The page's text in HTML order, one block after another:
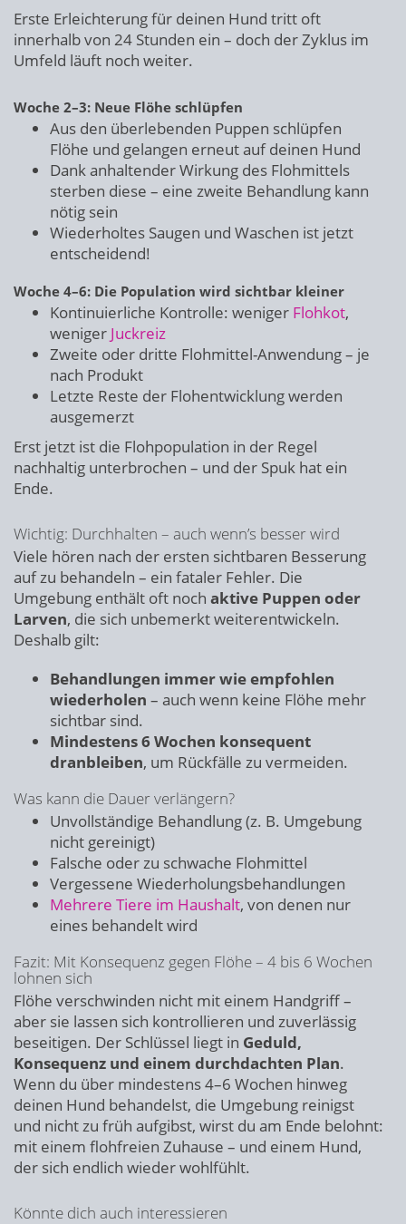
Erste Erleichterung für deinen Hund tritt oft
innerhalb von 24 Stunden ein – doch der Zyklus im
Umfeld läuft noch weiter.
Woche 2–3: Neue Flöhe schlüpfen
Aus den überlebenden Puppen schlüpfen
Flöhe und gelangen erneut auf deinen Hund
Dank anhaltender Wirkung des Flohmittels
sterben diese – eine zweite Behandlung kann
nötig sein
Wiederholtes Saugen und Waschen ist jetzt
entscheidend!
Woche 4–6: Die Population wird sichtbar kleiner
Kontinuierliche Kontrolle: weniger Flohkot,
weniger Juckreiz
Zweite oder dritte Flohmittel-Anwendung – je
nach Produkt
Letzte Reste der Flohentwicklung werden
ausgemerzt
Erst jetzt ist die Flohpopulation in der Regel
nachhaltig unterbrochen – und der Spuk hat ein
Ende.
Wichtig: Durchhalten – auch wenn’s besser wird
Viele hören nach der ersten sichtbaren Besserung
auf zu behandeln – ein fataler Fehler. Die
Umgebung enthält oft noch aktive Puppen oder
Larven, die sich unbemerkt weiterentwickeln.
Deshalb gilt:
Behandlungen immer wie empfohlen
wiederholen – auch wenn keine Flöhe mehr
sichtbar sind.
Mindestens 6 Wochen konsequent
dranbleiben, um Rückfälle zu vermeiden.
Was kann die Dauer verlängern?
Unvollständige Behandlung (z. B. Umgebung
nicht gereinigt)
Falsche oder zu schwache Flohmittel
Vergessene Wiederholungsbehandlungen
Mehrere Tiere im Haushalt, von denen nur
eines behandelt wird
Fazit: Mit Konsequenz gegen Flöhe – 4 bis 6 Wochen
lohnen sich
Flöhe verschwinden nicht mit einem Handgriff –
aber sie lassen sich kontrollieren und zuverlässig
beseitigen. Der Schlüssel liegt in Geduld,
Konsequenz und einem durchdachten Plan.
Wenn du über mindestens 4–6 Wochen hinweg
deinen Hund behandelst, die Umgebung reinigst
und nicht zu früh aufgibst, wirst du am Ende belohnt:
mit einem flohfreien Zuhause – und einem Hund,
der sich endlich wieder wohlfühlt.
Könnte dich auch interessieren